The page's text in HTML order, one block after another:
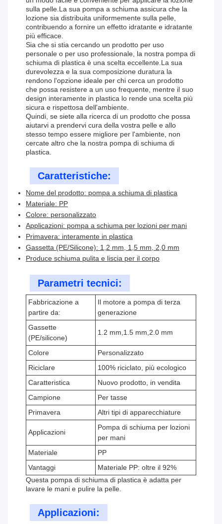
sulla pelle.La sua pompa a schiuma assicura che la
lozione sia distribuita uniformemente sulla pelle,
contribuendo a fornire un effetto idratante e idratante
più efficace.
Sia che si stia cercando un prodotto per uso
personale o per uso professionale, la nostra pompa di
schiuma di plastica è una scelta eccellente.La sua
durevolezza e la sua composizione duratura la
rendono l'opzione ideale per chi cerca un prodotto
che possa resistere a un uso frequente, mentre il suo
design interamente in plastica lo rende una scelta più
sicura e rispettosa dell'ambiente.
Quindi, se siete alla ricerca di un prodotto che possa
aiutarvi a prendervi cura della vostra pelle e allo
stesso tempo essere migliore per l'ambiente, non
cercate altro che la nostra pompa di schiuma di
plastica.
Caratteristiche:
Nome del prodotto: pompa a schiuma di plastica
Materiale: PP
Colore: personalizzato
Applicazioni: pompa a schiuma per lozioni per mani
Primavera: interamente in plastica
Gassetta (PE/Silicone): 1,2 mm, 1,5 mm, 2,0 mm
Produce schiuma pulita e liscia per il corpo
Parametri tecnici:
Fabbricazione a
partire da:
Il motore a pompa di terza
generazione
Gassette
(PE/silicone)
1.2 mm,1.5 mm,2.0 mm
Colore
Personalizzato
Riciclare
100% riciclato, più ecologico
Caratteristica
Nuovo prodotto, in vendita
Campione
Per tasse
Primavera
Altri tipi di apparecchiature
Applicazioni
Pompa di schiuma per lozioni
per mani
Materiale
PP
Vantaggi
Materiale PP: oltre il 92%
Questa pompa di schiuma di plastica è adatta per
lavare le mani e pulire la pelle.
Applicazioni: